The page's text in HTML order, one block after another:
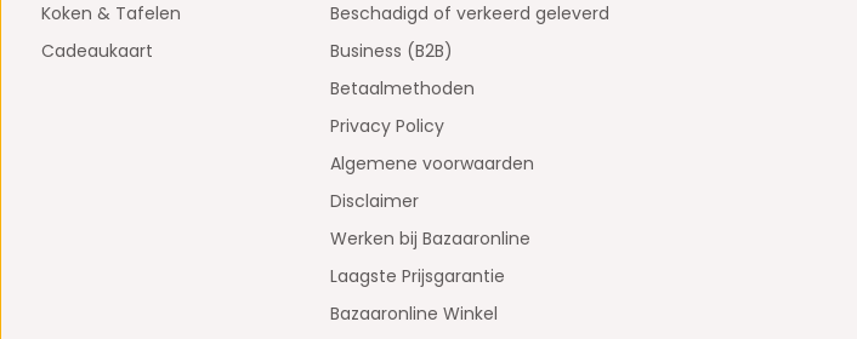
Koken & Tafelen
Cadeaukaart
Beschadigd of verkeerd geleverd
Business (B2B)
Betaalmethoden
Privacy Policy
Algemene voorwaarden
Disclaimer
Werken bij Bazaaronline
Laagste Prijsgarantie
Bazaaronline Winkel